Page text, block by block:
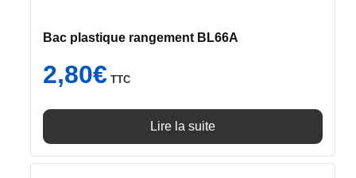
Bac plastique rangement BL66A
2,80€ TTC
Lire la suite